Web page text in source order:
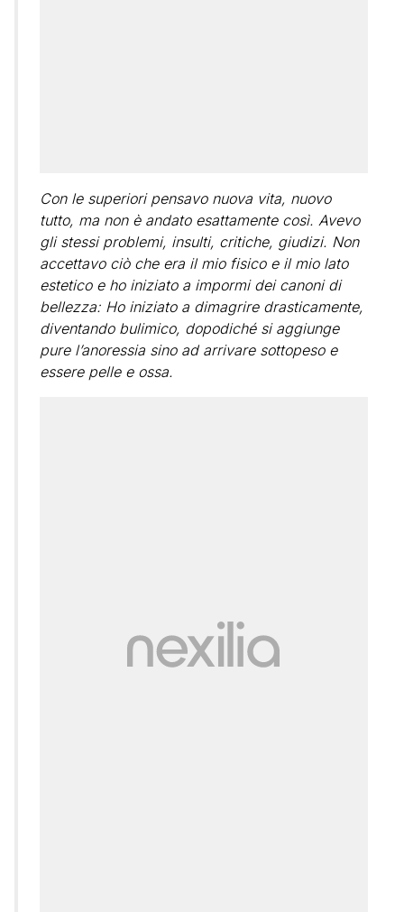
Con le superiori pensavo nuova vita, nuovo
tutto, ma non è andato esattamente così. Avevo
gli stessi problemi, insulti, critiche, giudizi. Non
accettavo ciò che era il mio fisico e il mio lato
estetico e ho iniziato a impormi dei canoni di
bellezza: Ho iniziato a dimagrire drasticamente,
diventando bulimico, dopodiché si aggiunge
pure l’anoressia sino ad arrivare sottopeso e
essere pelle e ossa.